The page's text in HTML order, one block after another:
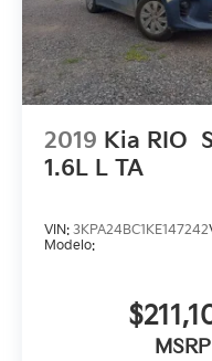
2019 Kia RIO
1.6L L TA
VIN: 3KPA24BC1KE147242
Modelo:
MSRP